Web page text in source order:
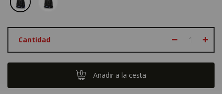
Cantidad
Añadir a la cesta